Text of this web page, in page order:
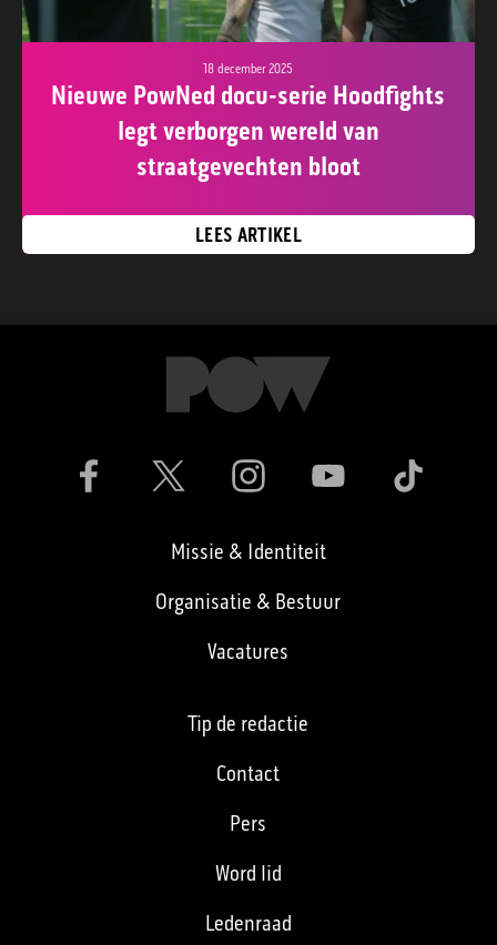
Nieuwe PowNed docu-serie Hoodfights
legt verborgen wereld van
straatgevechten bloot
18 december 2025
LEES ARTIKEL
Missie & Identiteit
Organisatie & Bestuur
Vacatures
Tip de redactie
Contact
Pers
Word lid
Ledenraad